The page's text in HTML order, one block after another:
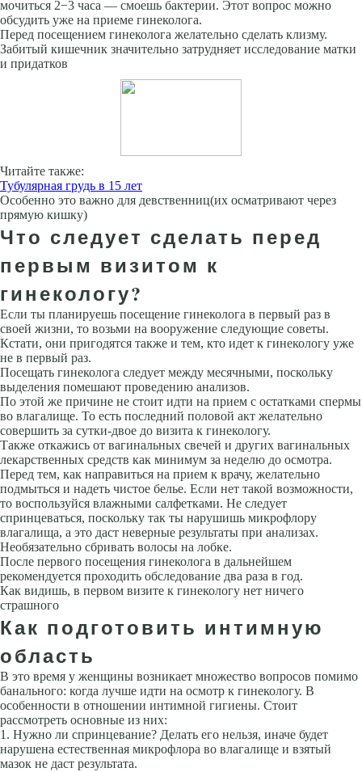
мочиться 2−3 часа — смоешь бактерии. Этот вопрос можно
обсудить уже на приеме гинеколога.
Перед посещением гинеколога желательно сделать клизму.
Забитый кишечник значительно затрудняет исследование матки
и придатков
Читайте также:
Тубулярная грудь в 15 лет
Особенно это важно для девственниц(их осматривают через
прямую кишку)
Что следует сделать перед
первым визитом к
гинекологу?
Если ты планируешь посещение гинеколога в первый раз в
своей жизни, то возьми на вооружение следующие советы.
Кстати, они пригодятся также и тем, кто идет к гинекологу уже
не в первый раз.
Посещать гинеколога следует между месячными, поскольку
выделения помешают проведению анализов.
По этой же причине не стоит идти на прием с остатками спермы
во влагалище. То есть последний половой акт желательно
совершить за сутки-двое до визита к гинекологу.
Также откажись от вагинальных свечей и других вагинальных
лекарственных средств как минимум за неделю до осмотра.
Перед тем, как направиться на прием к врачу, желательно
подмыться и надеть чистое белье. Если нет такой возможности,
то воспользуйся влажными салфетками. Не следует
спринцеваться, поскольку так ты нарушишь микрофлору
влагалища, а это даст неверные результаты при анализах.
Необязательно сбривать волосы на лобке.
После первого посещения гинеколога в дальнейшем
рекомендуется проходить обследование два раза в год.
Как видишь, в первом визите к гинекологу нет ничего
страшного
Как подготовить интимную
область
В это время у женщины возникает множество вопросов помимо
банального: когда лучше идти на осмотр к гинекологу. В
особенности в отношении интимной гигиены. Стоит
рассмотреть основные из них:
Нужно ли спринцевание? Делать его нельзя, иначе будет
нарушена естественная микрофлора во влагалище и взятый
мазок не даст результата.